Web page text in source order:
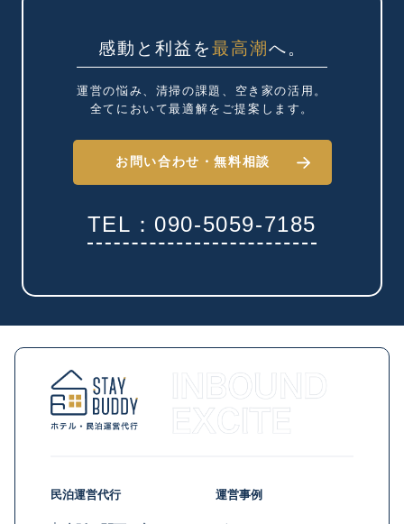
感動と利益を最高潮へ。
運営の悩み、清掃の課題、 空き家の活用。
全てにおいて最適解を ご提案します。
お問い合わせ・無料相談
TEL：090-5059-7185
民泊運営代行 運営事例